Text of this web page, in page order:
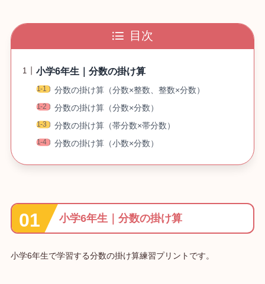
目次
小学6年生｜分数の掛け算
分数の掛け算（分数×整数、整数×分数）
分数の掛け算（分数×分数）
分数の掛け算（帯分数×帯分数）
分数の掛け算（小数×分数）
小学6年生｜分数の掛け算
小学6年生で学習する分数の掛け算練習プリントです。